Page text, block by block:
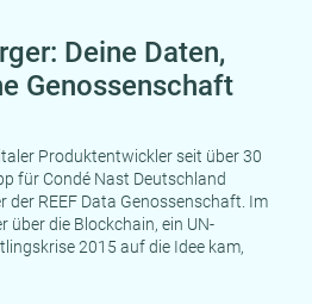
Deine Daten,
Genossenschaft
Produktentwickler seit über 30
für Condé Nast Deutschland
REEF Data Genossenschaft. Im
über die Blockchain, ein UN-
2015 auf die Idee kam,